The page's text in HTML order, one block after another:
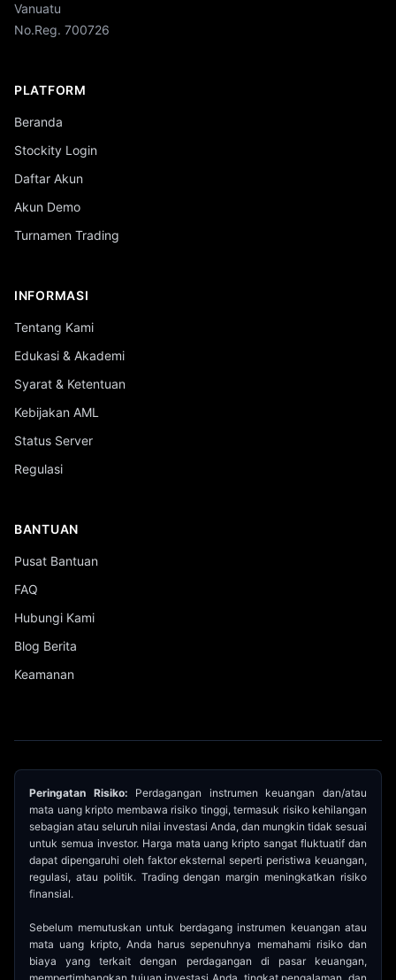
Vanuatu
No.Reg. 700726
PLATFORM
Beranda
Stockity Login
Daftar Akun
Akun Demo
Turnamen Trading
INFORMASI
Tentang Kami
Edukasi & Akademi
Syarat & Ketentuan
Kebijakan AML
Status Server
Regulasi
BANTUAN
Pusat Bantuan
FAQ
Hubungi Kami
Blog Berita
Keamanan
Peringatan Risiko: Perdagangan instrumen keuangan dan/atau
mata uang kripto membawa risiko tinggi, termasuk risiko kehilangan
sebagian atau seluruh nilai investasi Anda, dan mungkin tidak sesuai
untuk semua investor. Harga mata uang kripto sangat fluktuatif dan
dapat dipengaruhi oleh faktor eksternal seperti peristiwa keuangan,
regulasi, atau politik. Trading dengan margin meningkatkan risiko
finansial.
Sebelum memutuskan untuk berdagang instrumen keuangan atau
mata uang kripto, Anda harus sepenuhnya memahami risiko dan
biaya yang terkait dengan perdagangan di pasar keuangan,